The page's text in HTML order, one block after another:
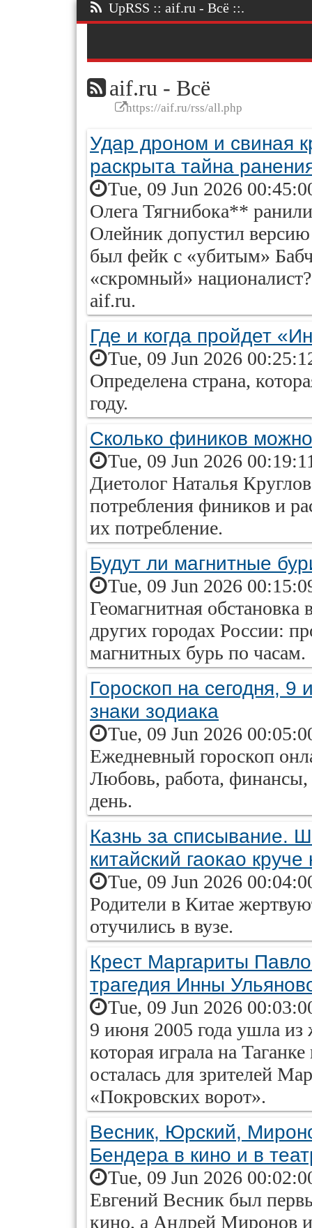
UpRSS :: aif.ru - Всё ::.
aif.ru - Всё
https://aif.ru/rss/all.php
Удар дроном и свиная
раскрыта тайна
Tue, 09 Jun 2026
Олега Тягнибока**
Олейник допустил
был фейк с «убитым»
«скромный»
aif.ru.
Где и когда пройдет
Tue, 09 Jun 2026
Определена страна,
году.
Сколько фиников
Tue, 09 Jun 2026
Диетолог Наталья
потребления фиников и
их потребление.
Будут ли магнитные
Tue, 09 Jun 2026
Геомагнитная
других городах России:
магнитных бурь по часам.
Гороскоп на сегодня, 9
знаки зодиака
Tue, 09 Jun 2026
Ежедневный гороскоп
Любовь, работа, финансы,
день.
Казнь за списывание.
китайский гаокао
Tue, 09 Jun 2026
Родители в Китае
отучились в вузе.
Крест Маргариты
трагедия Инны
Tue, 09 Jun 2026
9 июня 2005 года ушла
которая играла на
осталась для зрителей
«Покровских ворот».
Весник, Юрский,
Бендера в кино и в
Tue, 09 Jun 2026
Евгений Весник был
кино, а Андрей Миронов